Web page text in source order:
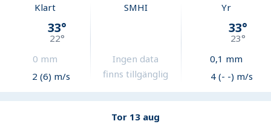
Klart
33°
22°
0 mm
2 (6) m/s
SMHI
Ingen data
finns tillgänglig
Yr
33°
23°
0,1 mm
4 (- -) m/s
Tor 13 aug